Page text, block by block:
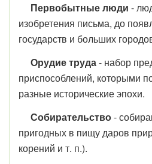
Первобытные люди -
изобретения письма, до
государств и больших
Орудие труда- набор
приспособлений, которыми
разные исторические эпохи.
Собирательство-
пригодных в пищу даров
корений и т. п.).